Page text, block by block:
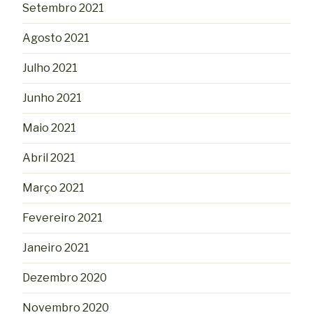
Setembro 2021
Agosto 2021
Julho 2021
Junho 2021
Maio 2021
Abril 2021
Março 2021
Fevereiro 2021
Janeiro 2021
Dezembro 2020
Novembro 2020